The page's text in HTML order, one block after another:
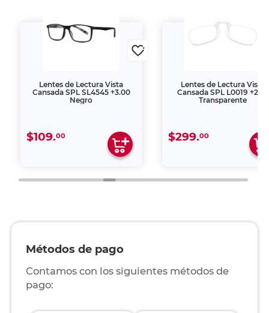
Lentes de Lectura Vista
Cansada SPL SL4545 +3.00
Negro
$109.00
Lentes de Lectura Vista
Cansada SPL L0019 +2.50
Transparente
$299.00
Métodos de pago
Contamos con los siguientes métodos de
pago: